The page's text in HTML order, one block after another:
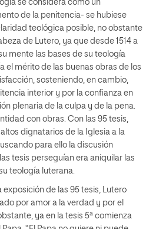
se considera como un
de la penitencia- se hubiese
teológica posible, no obstante
de Lutero, ya que desde 1514 a
mente las bases de su teología
el mérito de las buenas obras de los
sosteniendo, en cambio,
interior y por la confianza en
plenaria de la culpa y de la pena.
con obras. Con las 95 tesis,
dignatarios de la Iglesia a la
para ello la discusión
tesis perseguían era aniquilar las
teología luterana.
de las 95 tesis, Lutero
por amor a la verdad y por el
ya en la tesis 5ª comienza